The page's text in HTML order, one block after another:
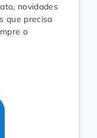
novidades
que precisa
o